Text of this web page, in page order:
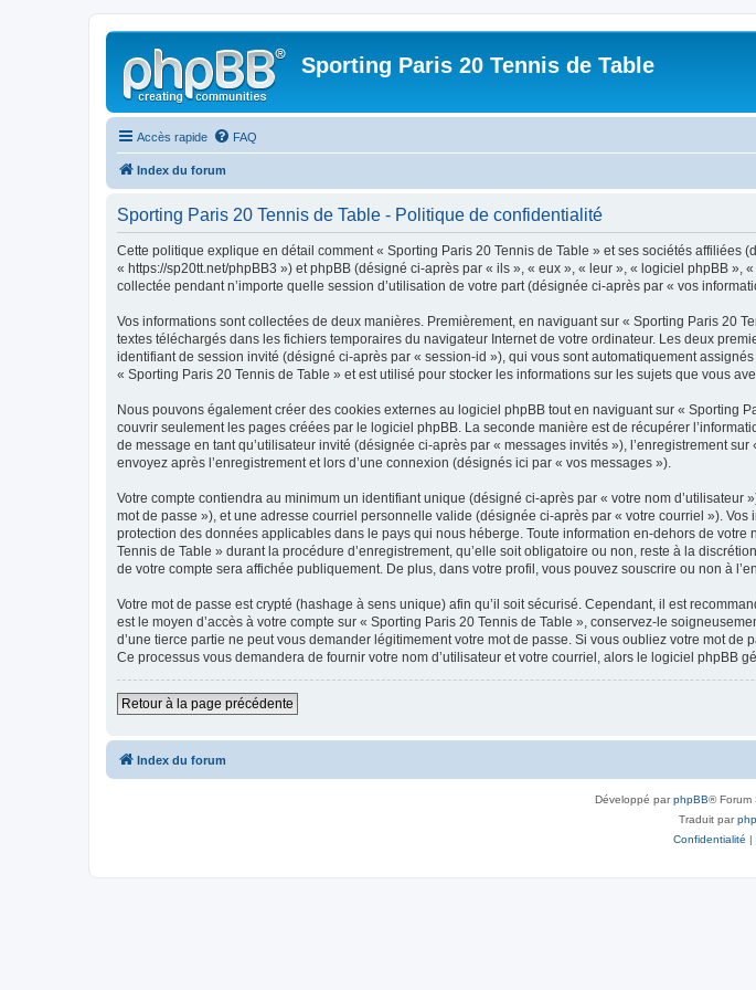
Sporting Paris 20 Tennis de Table
Accès rapide FAQ
Index du forum
Sporting Paris 20 Tennis de Table - Politique de confidentialité
Cette politique explique en détail comment « Sporting Paris 20 Tennis de Table » et ses sociétés affiliées
« https://sp20tt.net/phpBB3 ») et phpBB (désigné ci-après par « ils », « eux », « leur », « logiciel phpBB
collectée pendant n’importe quelle session d’utilisation de votre part (désignée ci-après par « vos
Vos informations sont collectées de deux manières. Premièrement, en naviguant sur « Sporting Paris 20
textes téléchargés dans les fichiers temporaires du navigateur Internet de votre ordinateur. Les deux
identifiant de session invité (désigné ci-après par « session-id »), qui vous sont automatiquement
« Sporting Paris 20 Tennis de Table » et est utilisé pour stocker les informations sur les sujets que vous
Nous pouvons également créer des cookies externes au logiciel phpBB tout en naviguant sur « Sporting
couvrir seulement les pages créées par le logiciel phpBB. La seconde manière est de récupérer
de message en tant qu’utilisateur invité (désignée ci-après par « messages invités »), l’enregistrement
envoyez après l’enregistrement et lors d’une connexion (désignés ici par « vos messages »).
Votre compte contiendra au minimum un identifiant unique (désigné ci-après par « votre nom
mot de passe »), et une adresse courriel personnelle valide (désignée ci-après par « votre courriel »).
protection des données applicables dans le pays qui nous héberge. Toute information en-dehors de
Tennis de Table » durant la procédure d’enregistrement, qu’elle soit obligatoire ou non, reste à la
de votre compte sera affichée publiquement. De plus, dans votre profil, vous pouvez souscrire ou non à
Votre mot de passe est crypté (hashage à sens unique) afin qu’il soit sécurisé. Cependant, il est
est le moyen d’accès à votre compte sur « Sporting Paris 20 Tennis de Table », conservez-le
d’une tierce partie ne peut vous demander légitimement votre mot de passe. Si vous oubliez votre mot
Ce processus vous demandera de fournir votre nom d’utilisateur et votre courriel, alors le logiciel phpBB
Retour à la page précédente
Index du forum
Développé parphpBB® Forum
Traduit par
Confidentialité |